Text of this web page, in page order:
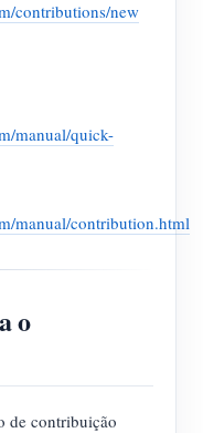
contributions/new
manual/quick-
manual/contribution.html
o
de contribuição